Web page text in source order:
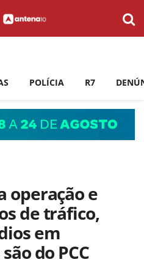
POLÍCIA R7
operação e
de tráfico,
em
do PCC